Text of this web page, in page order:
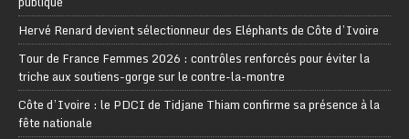
Hervé Renard devient sélectionneur des Eléphants de Côte d’Ivoire
Tour de France Femmes 2026 : contrôles renforcés pour éviter la
triche aux soutiens-gorge sur le contre-la-montre
Côte d’Ivoire : le PDCI de Tidjane Thiam confirme sa présence à la
fête nationale